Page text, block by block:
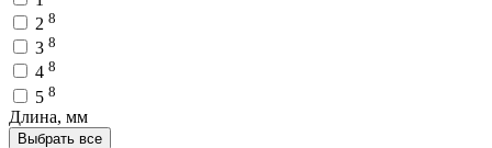
2 8
3 8
4 8
5 8
Длина, мм
Выбрать все